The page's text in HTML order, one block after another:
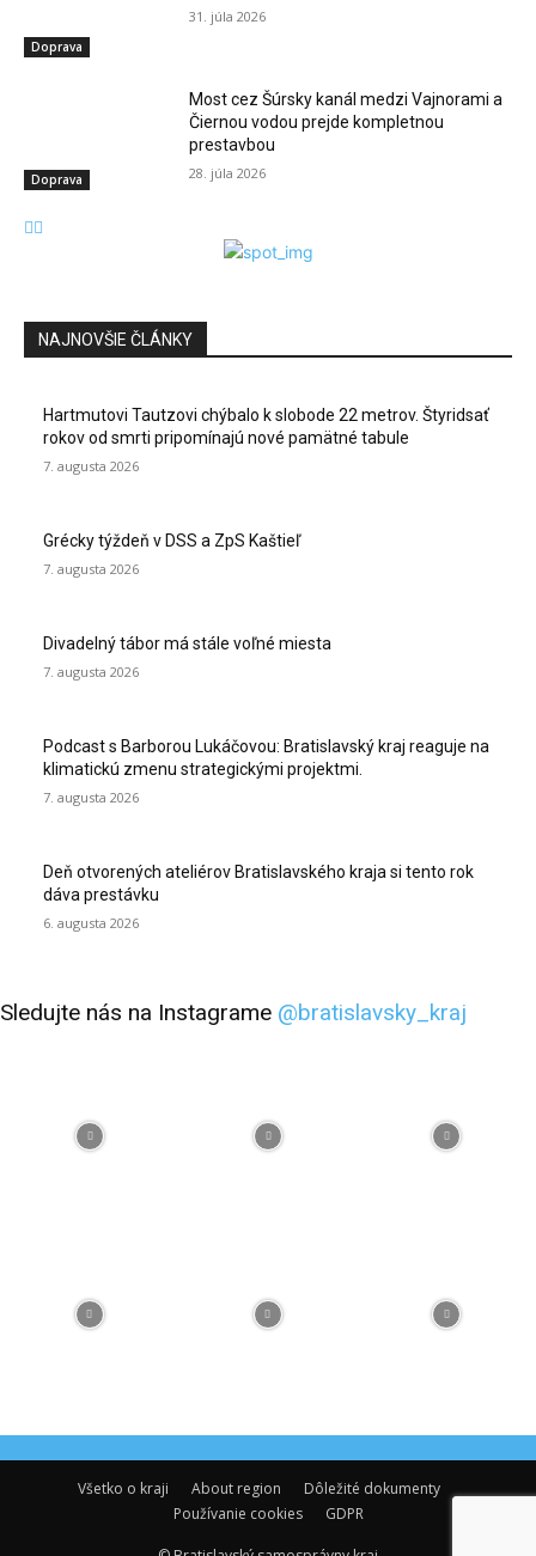
Doprava
31. júla 2026
Doprava
Most cez Šúrsky kanál medzi Vajnorami a
Čiernou vodou prejde kompletnou
prestavbou
28. júla 2026
NAJNOVŠIE ČLÁNKY
Hartmutovi Tautzovi chýbalo k slobode 22 metrov. Štyridsať
rokov od smrti pripomínajú nové pamätné tabule
7. augusta 2026
Grécky týždeň v DSS a ZpS Kaštieľ
7. augusta 2026
Divadelný tábor má stále voľné miesta
7. augusta 2026
Podcast s Barborou Lukáčovou: Bratislavský kraj reaguje na
klimatickú zmenu strategickými projektmi.
7. augusta 2026
Deň otvorených ateliérov Bratislavského kraja si tento rok
dáva prestávku
6. augusta 2026
Sledujte nás na Instagrame @bratislavsky_kraj
Všetko o kraji
About region
Dôležité dokumenty
Používanie cookies
GDPR